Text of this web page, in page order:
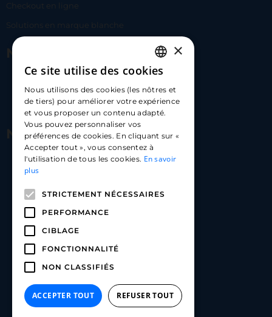
Checkout en ligne
Solutions en marque blanche
Nous contacter
hello@carloapp.com
Nous suivre
Carlo App | Instagram
Carlo App | Linkedin
FRENCH
ENGLISH
SPANISH
×
Ce site utilise des cookies
Nous utilisons des cookies (les nôtres et
de tiers) pour améliorer votre expérience
et vous proposer un contenu adapté.
Vous pouvez personnaliser vos
préférences de cookies. En cliquant sur «
Accepter tout », vous consentez à
l'utilisation de tous les cookies. En savoir
plus
STRICTEMENT NÉCESSAIRES
PERFORMANCE
CIBLAGE
FONCTIONNALITÉ
NON CLASSIFIÉS
ACCEPTER TOUT REFUSER TOUT